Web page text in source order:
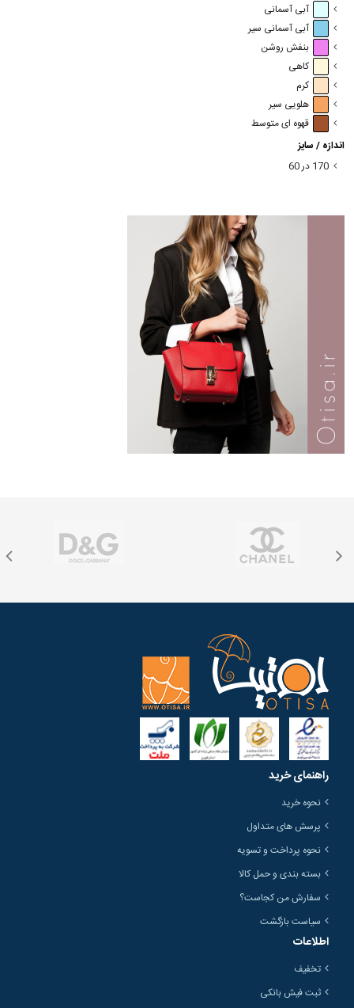
آبی آسمانی
آبی آسمانی سیر
بنفش روشن
کاهی
کرم
هلویی سیر
قهوه ای متوسط
اندازه / سایز
170 در 60
راهنمای خرید
نحوه خرید
پرسش های متداول
نحوه پرداخت و تسویه
بسته بندی و حمل کالا
سفارش من کجاست؟
سیاست بازگشت
اطلاعات
تخفیف
ثبت فیش بانکی